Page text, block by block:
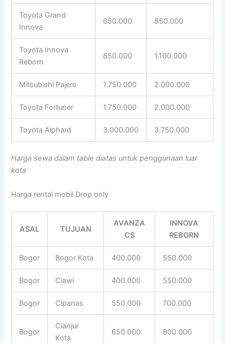
Toyota Grand
Innova
650.000 850.000
Toyota Innova
Reborn
850.000 1.100.000
Mitsubishi Pajero 1.750.000 2.000.000
Toyota Fortuner 1.750.000 2.000.000
Toyota Alphard 3.000.000 3.750.000
Harga sewa dalam table diatas untuk penggunaan luar
kota
Harga rental mobil Drop only
ASAL TUJUAN
AVANZA
CS
INNOVA
REBORN
Bogor Bogor Kota 400.000 550.000
Bogor Ciawi 400.000 550.000
Bogor Cipanas 550.000 700.000
Bogor
Cianjur
Kota
650.000 800.000